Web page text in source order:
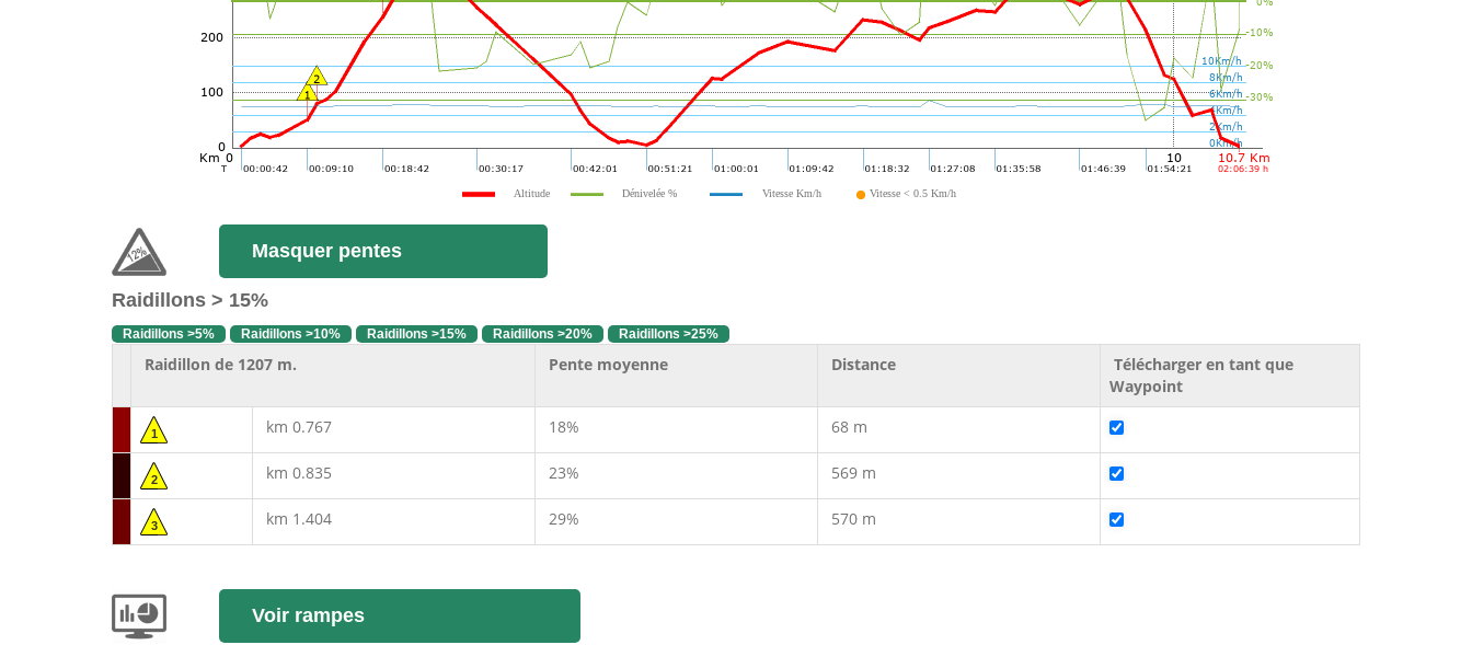
Altitude Dénivelée % Vitesse Km/h Vitesse < 0.5 Km/h
Masquer pentes
Raidillons > 15%
Raidillons >5% Raidillons >10% Raidillons >15% Raidillons >20% Raidillons >25%
Raidillon de 1207 m. Pente moyenne Distance
Télécharger en tant que
Waypoint
1 km 0.767 18% 68 m
2 km 0.835 23% 569 m
3 km 1.404 29% 570 m
Voir rampes